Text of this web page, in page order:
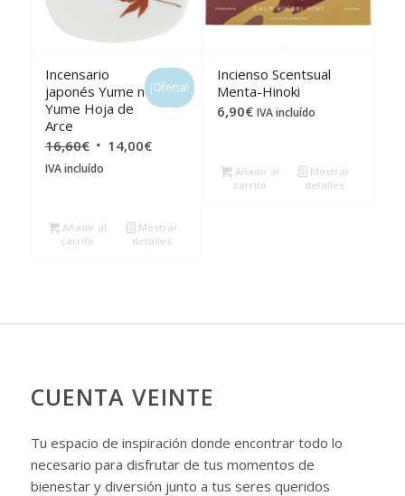
Incensario
japonés Yume no
Yume Hoja de
Arce
16,60€ El
precio
16,60€.
14,00€El
14,00€.
IVA incluído
¡Oferta!
Añadir al
carrito
Mostrar
detalles
Incienso Scentsual
Menta-Hinoki
6,90€ IVA incluído
Añadir al
carrito
Mostrar
detalles
CUENTA VEINTE
Tu espacio de inspiración donde encontrar todo lo
necesario para disfrutar de tus momentos de
bienestar y diversión junto a tus seres queridos